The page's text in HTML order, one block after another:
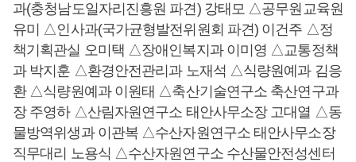
과(충청남도일자리진흥원 파견) 강태모 △공무원교육원
유미 △인사과(국가균형발전위원회 파견) 이건주 △정
책기획관실 오미택 △장애인복지과 이미영 △교통정책
과 박지훈 △환경안전관리과 노재석 △식량원예과 김응
환 △식량원예과 이원태 △축산기술연구소 축산연구과
장 주영하 △산림자원연구소 태안사무소장 고대열 △동
물방역위생과 이관복 △수산자원연구소 태안사무소장
직무대리 노용식 △수산자원연구소 수산물안전성센터